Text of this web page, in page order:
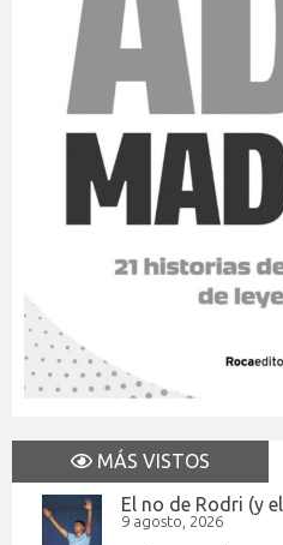
MÁS VISTOS
El no de Rodri (y
9 agosto, 2026